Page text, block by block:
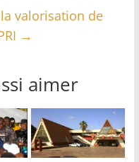
valorisation de
→
aimer